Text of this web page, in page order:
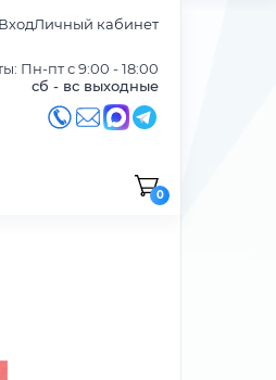
ВходЛичный кабинет
Пн-пт с 9:00 - 18:00
сб - вс выходные
0